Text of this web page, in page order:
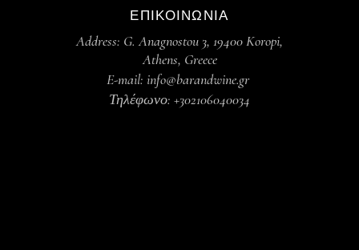
ΕΠΙΚΟΙΝΩΝΙΑ
Address: G. Anagnostou 3, 19400 Koropi,
Athens, Greece
E-mail: info@barandwine.gr
Τηλέφωνο: +302106040034